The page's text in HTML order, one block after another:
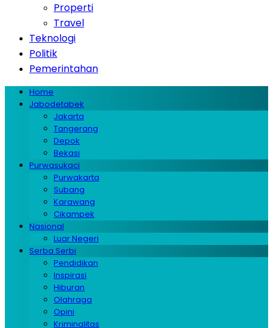
Properti
Travel
Teknologi
Politik
Pemerintahan
Home
Jabodetabek
Jakarta
Tangerang
Depok
Bekasi
Purwasukaci
Purwakarta
Subang
Karawang
Cikampek
Nasional
Luar Negeri
Serba Serbi
Pendidikan
Inspirasi
Hiburan
Olahraga
Opini
Kriminalitas